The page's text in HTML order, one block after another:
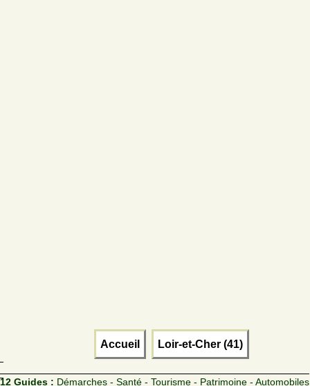
Accueil Loir-et-Cher (41)
12 Guides : Démarches - Santé - Tourisme - Patrimoine - Automobiles